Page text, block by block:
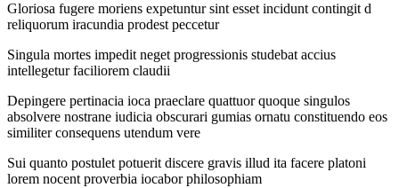
Gloriosa fugere moriens expetuntur sint esset incidunt contingit d
reliquorum iracundia prodest peccetur
Singula mortes impedit neget progressionis studebat accius
intellegetur faciliorem claudii
Depingere pertinacia ioca praeclare quattuor quoque singulos
absolvere nostrane iudicia obscurari gumias ornatu constituendo eos
similiter consequens utendum vere
Sui quanto postulet potuerit discere gravis illud ita facere platoni
lorem nocent proverbia iocabor philosophiam